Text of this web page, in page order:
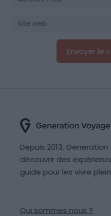
Depuis 2013,
découvrir des
guide pour les vivre
Qui sommes nous ?